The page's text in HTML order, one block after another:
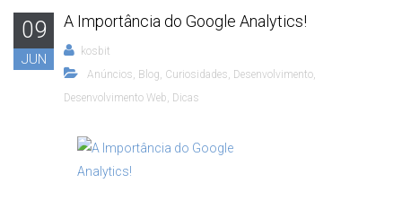
09
JUN
A Importância do Google Analytics!
kosbit
Anúncios, Blog, Curiosidades, Desenvolvimento,
Desenvolvimento Web, Dicas